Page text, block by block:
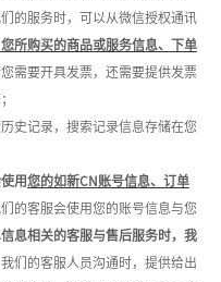
的服务时，可以从微信授权通讯
所购买的商品或服务信息、下单
需要开具发票，还需要提供发票
史记录， 搜索记录信息存储在您
用您的如新CN账号信息、订单
的客服会使用您的账号信息与您
息相关的客服与售后服务时，我
们的客服人员沟通时，提供给出